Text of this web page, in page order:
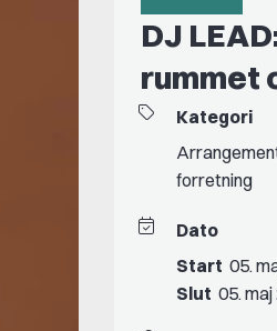
DJ
rummet
Kategori
forretning
Dato
Start 05.
Slut 05.